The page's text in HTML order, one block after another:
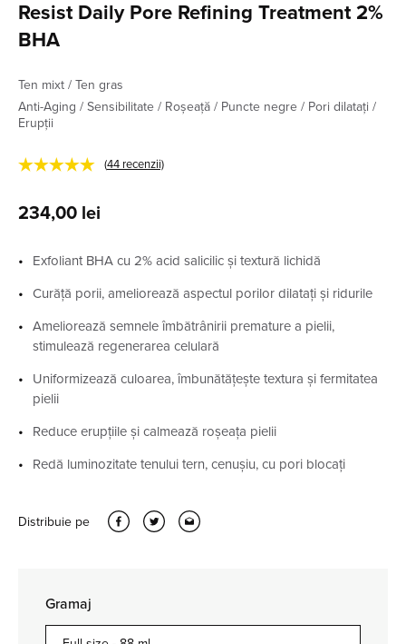
Resist Daily Pore Refining Treatment 2%
BHA
Ten mixt / Ten gras
Anti-Aging / Sensibilitate / Roșeață / Puncte negre / Pori dilatați /
Erupții
★★★★★ (44 recenzii)
234,00 lei
Exfoliant BHA cu 2% acid salicilic și textură lichidă
Curăță porii, ameliorează aspectul porilor dilatați și ridurile
Ameliorează semnele îmbătrânirii premature a pielii,
stimulează regenerarea celulară
Uniformizează culoarea, îmbunătățește textura și fermitatea
pielii
Reduce erupțiile și calmează roșeața pielii
Redă luminozitate tenului tern, cenușiu, cu pori blocați
Distribuie pe
Gramaj